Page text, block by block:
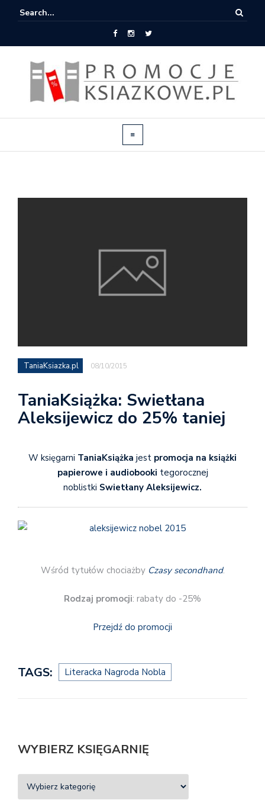
TaniaKsiazka.pl 08/10/2015
TaniaKsiążka: Swietłana
Aleksijewicz do 25% taniej
W księgarni TaniaKsiążka jest promocja na książki
papierowe i audiobooki tegorocznej
noblistki Swietłany Aleksijewicz.
Wśród tytułów chociażby Czasy secondhand.
Rodzaj promocji: rabaty do -25%
Przejdź do promocji
TAGS: Literacka Nagroda Nobla
WYBIERZ KSIĘGARNIĘ